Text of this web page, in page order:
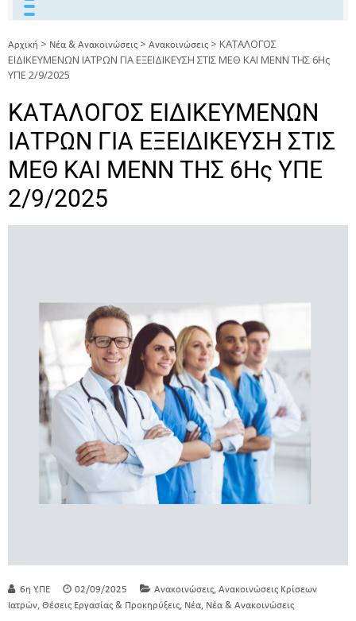
Αρχική > Νέα & Ανακοινώσεις > Ανακοινώσεις > ΚΑΤΑΛΟΓΟΣ
ΕΙΔΙΚΕΥΜΕΝΩΝ ΙΑΤΡΩΝ ΓΙΑ ΕΞΕΙΔΙΚΕΥΣΗ ΣΤΙΣ ΜΕΘ ΚΑΙ ΜΕΝΝ ΤΗΣ 6Ης
ΥΠΕ 2/9/2025
ΚΑΤΑΛΟΓΟΣ ΕΙΔΙΚΕΥΜΕΝΩΝ
ΙΑΤΡΩΝ ΓΙΑ ΕΞΕΙΔΙΚΕΥΣΗ ΣΤΙΣ
ΜΕΘ ΚΑΙ ΜΕΝΝ ΤΗΣ 6Ης ΥΠΕ
2/9/2025
6η Υ.ΠΕ 02/09/2025 Ανακοινώσεις Ανακοινώσεις Κρίσεων
Ιατρών Θέσεις Εργασίας & Προκηρύξεις Νέα Νέα & Ανακοινώσεις